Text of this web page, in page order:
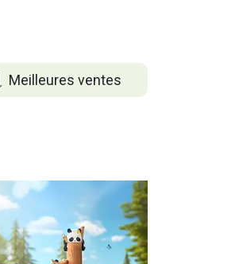
Meilleures ventes